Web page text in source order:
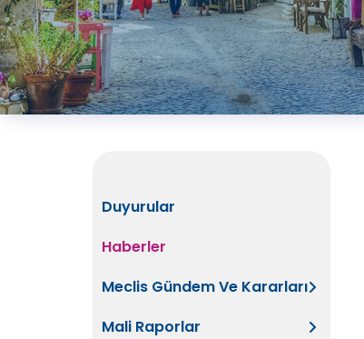
Duyurular
Haberler
Meclis Gündem Ve Kararları
Mali Raporlar